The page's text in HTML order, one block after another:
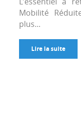
Mobilité
plus...
Lire la suite